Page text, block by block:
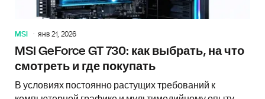
MSI янв 21, 2026
MSI GeForce GT 730: как выбрать, на что
смотреть и где покупать
В условиях постоянно растущих требований к